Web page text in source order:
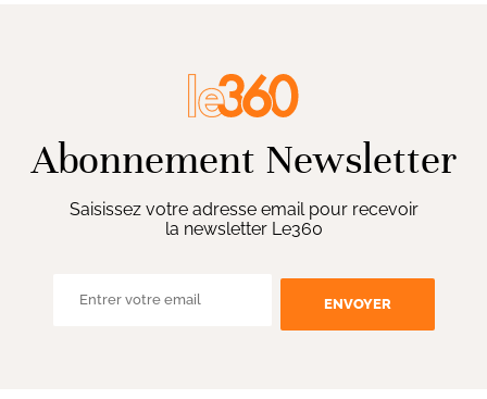
Abonnement Newsletter
Saisissez votre adresse email pour recevoir
la newsletter Le360
ENVOYER